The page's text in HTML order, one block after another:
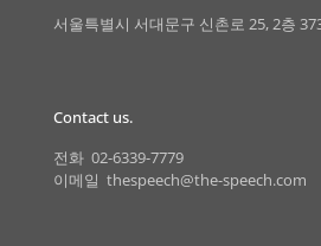
서울특별시 서대문구 신촌로 25, 2층
Contact us.
전화 02-6339-7779
이메일 thespeech@the-speech.com